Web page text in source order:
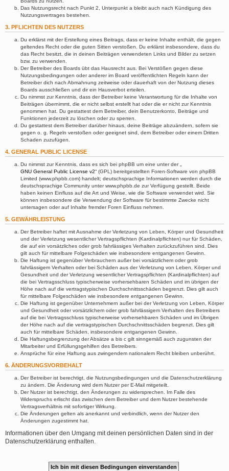
Das Nutzungsrecht nach Punkt 2, Unterpunkt a bleibt auch nach Kündigung des
Nutzungsvertrages bestehen.
3. PFLICHTEN DES NUTZERS
Du erklärst mit der Erstellung eines Beitrags, dass er keine Inhalte enthält, die gegen
geltendes Recht oder die guten Sitten verstoßen. Du erklärst insbesondere, dass du
das Recht besitzt, die in deinen Beiträgen verwendeten Links und Bilder zu setzen
bzw. zu verwenden.
Der Betreiber des Boards übt das Hausrecht aus. Bei Verstößen gegen diese
Nutzungsbedingungen oder anderer im Board veröffentlichten Regeln kann der
Betreiber dich nach Abmahnung zeitweise oder dauerhaft von der Nutzung dieses
Boards ausschließen und dir ein Hausverbot erteilen.
Du nimmst zur Kenntnis, dass der Betreiber keine Verantwortung für die Inhalte von
Beiträgen übernimmt, die er nicht selbst erstellt hat oder die er nicht zur Kenntnis
genommen hat. Du gestattest dem Betreiber, dein Benutzerkonto, Beiträge und
Funktionen jederzeit zu löschen oder zu sperren.
Du gestattest dem Betreiber darüber hinaus, deine Beiträge abzuändern, sofern sie
gegen o. g. Regeln verstoßen oder geeignet sind, dem Betreiber oder einem Dritten
Schaden zuzufügen.
4. GENERAL PUBLIC LICENSE
Du nimmst zur Kenntnis, dass es sich bei phpBB um eine unter der „
GNU General Public License v2“ (GPL) bereitgestellten Foren-Software von phpBB
Limited (www.phpbb.com) handelt; deutschsprachige Informationen werden durch die
deutschsprachige Community unter www.phpbb.de zur Verfügung gestellt. Beide
haben keinen Einfluss auf die Art und Weise, wie die Software verwendet wird. Sie
können insbesondere die Verwendung der Software für bestimmte Zwecke nicht
untersagen oder auf Inhalte fremder Foren Einfluss nehmen.
5. GEWÄHRLEISTUNG
Der Betreiber haftet mit Ausnahme der Verletzung von Leben, Körper und Gesundheit
und der Verletzung wesentlicher Vertragspflichten (Kardinalpflichten) nur für Schäden,
die auf ein vorsätzliches oder grob fahrlässiges Verhalten zurückzuführen sind. Dies
gilt auch für mittelbare Folgeschäden wie insbesondere entgangenen Gewinn.
Die Haftung ist gegenüber Verbrauchern außer bei vorsätzlichem oder grob
fahrlässigem Verhalten oder bei Schäden aus der Verletzung von Leben, Körper und
Gesundheit und der Verletzung wesentlicher Vertragspflichten (Kardinalpflichten) auf
die bei Vertragsschluss typischerweise vorhersehbaren Schäden und im übrigen der
Höhe nach auf die vertragstypischen Durchschnittsschäden begrenzt. Dies gilt auch
für mittelbare Folgeschäden wie insbesondere entgangenen Gewinn.
Die Haftung ist gegenüber Unternehmern außer bei der Verletzung von Leben, Körper
und Gesundheit oder vorsätzlichem oder grob fahrlässigem Verhalten des Betreibers
auf die bei Vertragsschluss typischerweise vorhersehbaren Schäden und im Übrigen
der Höhe nach auf die vertragstypischen Durchschnittsschäden begrenzt. Dies gilt
auch für mittelbare Schäden, insbesondere entgangenen Gewinn.
Die Haftungsbegrenzung der Absätze a bis c gilt sinngemäß auch zugunsten der
Mitarbeiter und Erfüllungsgehilfen des Betreibers.
Ansprüche für eine Haftung aus zwingendem nationalem Recht bleiben unberührt.
6. ÄNDERUNGSVORBEHALT
Der Betreiber ist berechtigt, die Nutzungsbedingungen und die Datenschutzerklärung
zu ändern. Die Änderung wird dem Nutzer per E-Mail mitgeteilt.
Der Nutzer ist berechtigt, den Änderungen zu widersprechen. Im Falle des
Widerspruchs erlischt das zwischen dem Betreiber und dem Nutzer bestehende
Vertragsverhältnis mit sofortiger Wirkung.
Die Änderungen gelten als anerkannt und verbindlich, wenn der Nutzer den
Änderungen zugestimmt hat.
Informationen über den Umgang mit deinen persönlichen Daten sind in der
Datenschutzerklärung enthalten.